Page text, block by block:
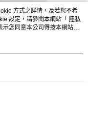
方式之詳情，及若您不希
設定，請參閱本網站「 隱私
示您同意本公司得按本網站使